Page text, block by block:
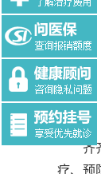
Tag:$tag
齐
疗、预